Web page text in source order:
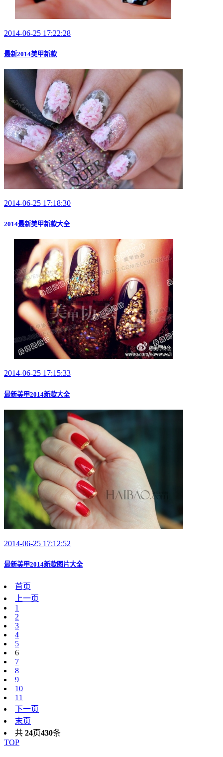
2014-06-25 17:22:28
最新2014美甲新款
2014-06-25 17:18:30
2014最新美甲新款大全
2014-06-25 17:15:33
最新美甲2014新款大全
2014-06-25 17:12:52
最新美甲2014新款图片大全
首页
上一页
1
2
3
4
5
6
7
8
9
10
11
下一页
末页
共 24页430条
TOP